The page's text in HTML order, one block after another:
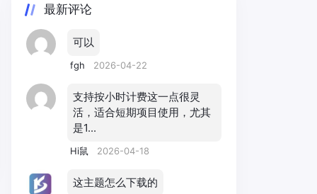
最新评论
可以
fgh 2026-04-22
支持按小时计费这一点很灵
活，适合短期项目使用，尤其
是1...
Hi鼠 2026-04-18
这主题怎么下载的